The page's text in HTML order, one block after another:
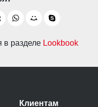
в разделе Lookbook
Клиентам